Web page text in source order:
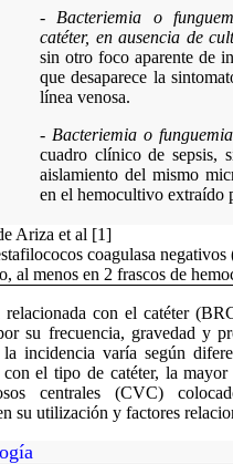
- Bacteriemia o
catéter, en ausencia de
sin otro foco aparente de
que desaparece la
línea venosa.
- Bacteriemia o
cuadro clínico de sepsis,
aislamiento del mismo
en el hemocultivo extraído
Ariza et al [1]
coagulasa
al menos en 2 frascos de
relacionada con el catéter
su frecuencia, gravedad y
incidencia varía según
el tipo de catéter, la
centrales (CVC)
su utilización y factores